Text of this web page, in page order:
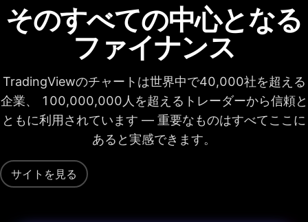
そのすべての中心となる
ファイナンス
TradingViewのチャートは世界中で40,000社を超える
企業、 100,000,000人を超えるトレーダーから信頼と
ともに利用されています — 重要なものはすべてここに
あると実感できます。
サイトを見る